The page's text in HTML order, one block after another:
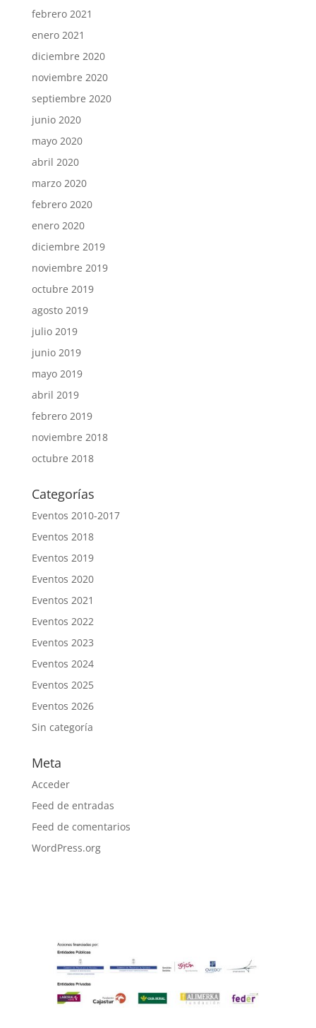
febrero 2021
enero 2021
diciembre 2020
noviembre 2020
septiembre 2020
junio 2020
mayo 2020
abril 2020
marzo 2020
febrero 2020
enero 2020
diciembre 2019
noviembre 2019
octubre 2019
agosto 2019
julio 2019
junio 2019
mayo 2019
abril 2019
febrero 2019
noviembre 2018
octubre 2018
Categorías
Eventos 2010-2017
Eventos 2018
Eventos 2019
Eventos 2020
Eventos 2021
Eventos 2022
Eventos 2023
Eventos 2024
Eventos 2025
Eventos 2026
Sin categoría
Meta
Acceder
Feed de entradas
Feed de comentarios
WordPress.org